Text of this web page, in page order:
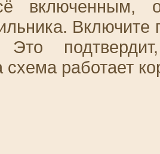
включенным,
Включите
Это
схема работает